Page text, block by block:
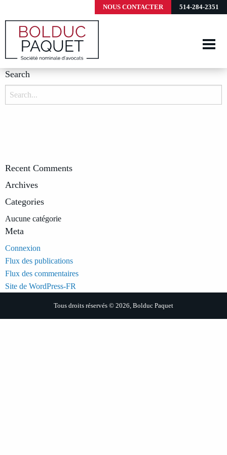
NOUS CONTACTER 514-284-2351
Search
Search
for:
Recent Comments
Archives
Categories
Aucune catégorie
Meta
Connexion
Flux des publications
Flux des commentaires
Site de WordPress-FR
Tous droits réservés © 2026, Bolduc Paquet